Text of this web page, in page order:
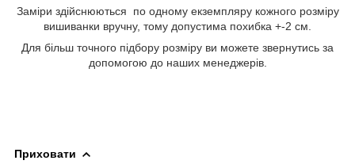
Заміри здійснюються по одному екземпляру кожного розміру
вишиванки вручну, тому допустима похибка +-2 см.
Для більш точного підбору розміру ви можете звернутись за
допомогою до наших менеджерів.
Приховати